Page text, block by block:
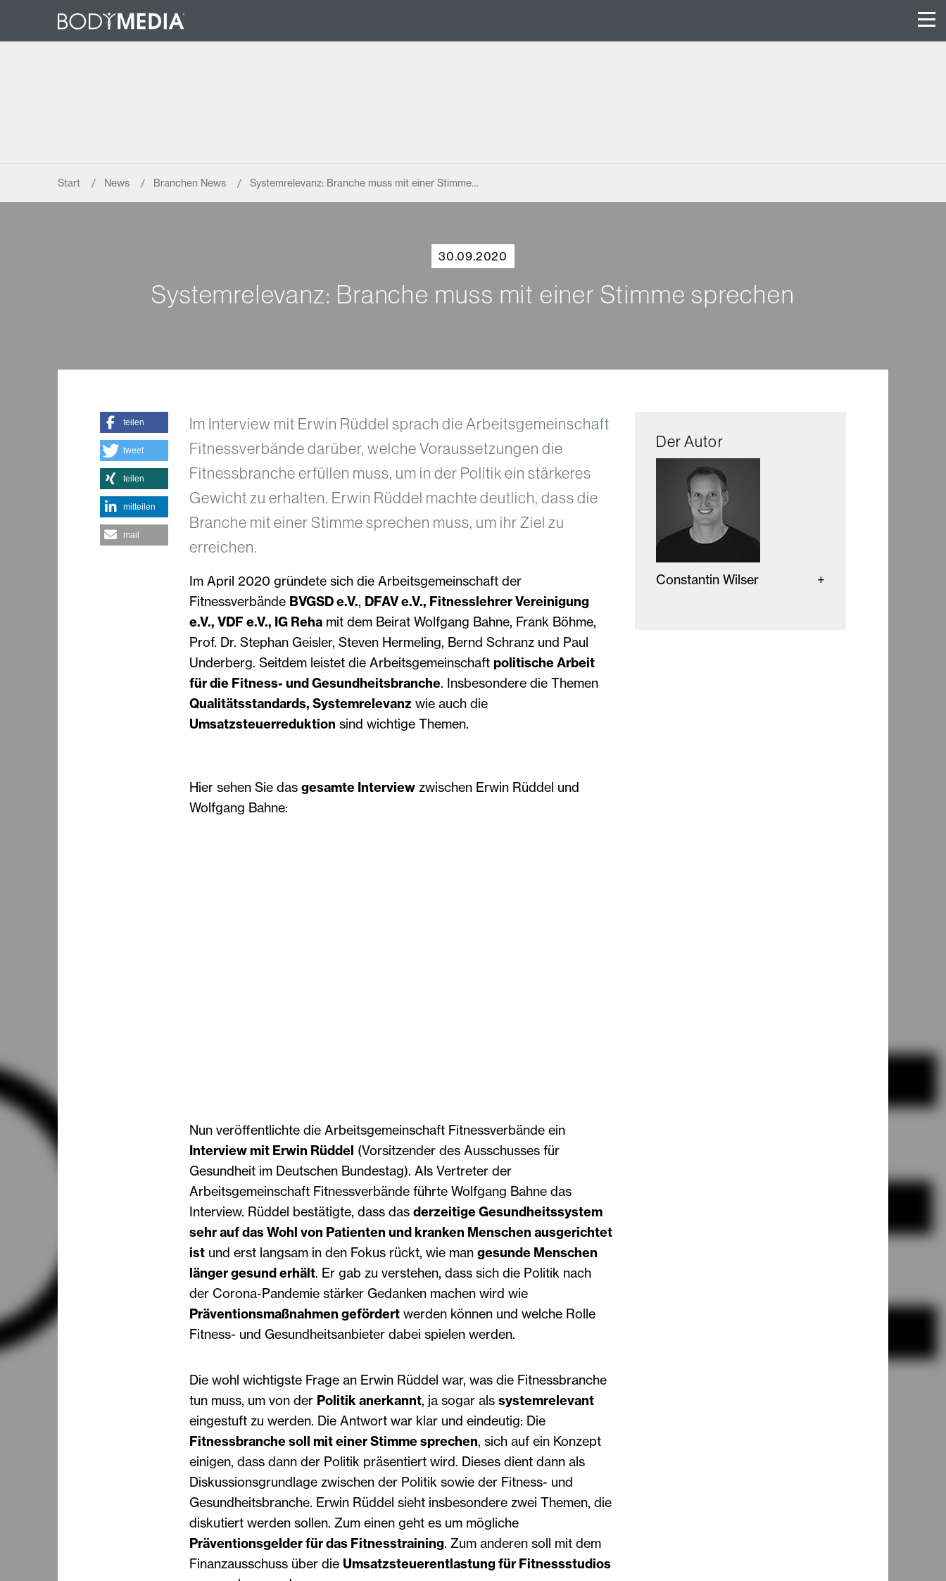
Start News Branchen News Systemrelevanz: Branche muss mit einer Stimme…
30.09.2020
Systemrelevanz: Branche muss mit einer Stimme sprechen
Im Interview mit Erwin Rüddel sprach die Arbeitsgemeinschaft
Fitnessverbände darüber, welche Voraussetzungen die
Fitnessbranche erfüllen muss, um in der Politik ein stärkeres
Gewicht zu erhalten. Erwin Rüddel machte deutlich, dass die
Branche mit einer Stimme sprechen muss, um ihr Ziel zu
erreichen.
Im April 2020 gründete sich die Arbeitsgemeinschaft der
Fitnessverbände BVGSD e.V., DFAV e.V., Fitnesslehrer Vereinigung
e.V., VDF e.V., IG Rehamit dem Beirat Wolfgang Bahne, Frank Böhme,
Prof. Dr. Stephan Geisler, Steven Hermeling, Bernd Schranz und Paul
Underberg. Seitdem leistet die Arbeitsgemeinschaft politische Arbeit
für die Fitness- und Gesundheitsbranche. Insbesondere die Themen
Qualitätsstandards, Systemrelevanz wie auch die
Umsatzsteuerreduktion sind wichtige Themen.
Hier sehen Sie das gesamte Interviewzwischen Erwin Rüddel und
Wolfgang Bahne:
Nun veröffentlichte die Arbeitsgemeinschaft Fitnessverbände ein
Interview mit Erwin Rüddel (Vorsitzender des Ausschusses für
Gesundheit im Deutschen Bundestag). Als Vertreter der
Arbeitsgemeinschaft Fitnessverbände führte Wolfgang Bahne das
Interview. Rüddel bestätigte, dass das derzeitige Gesundheitssystem
sehr auf das Wohl von Patienten und kranken Menschen ausgerichtet
istund erst langsam in den Fokus rückt, wie man gesunde Menschen
länger gesund erhält. Er gab zu verstehen, dass sich die Politik nach
der Corona-Pandemie stärker Gedanken machen wird wie
Präventionsmaßnahmen gefördertwerden können und welche Rolle
Fitness- und Gesundheitsanbieter dabei spielen werden.
Die wohl wichtigste Frage an Erwin Rüddel war, was die Fitnessbranche
tun muss, um von der Politik anerkannt, ja sogar als systemrelevant
eingestuft zu werden. Die Antwort war klar und eindeutig: Die
Fitnessbranche soll mit einer Stimme sprechen, sich auf ein Konzept
einigen, dass dann der Politik präsentiert wird. Dieses dient dann als
Diskussionsgrundlage zwischen der Politik sowie der Fitness- und
Gesundheitsbranche. Erwin Rüddel sieht insbesondere zwei Themen, die
diskutiert werden sollen. Zum einen geht es um mögliche
Präventionsgelder für das Fitnesstraining. Zum anderen soll mit dem
Finanzausschuss über die Umsatzsteuerentlastung für Fitnessstudios
teilen
tweet
teilen
mitteilen
mail
Der Autor
Constantin Wilser